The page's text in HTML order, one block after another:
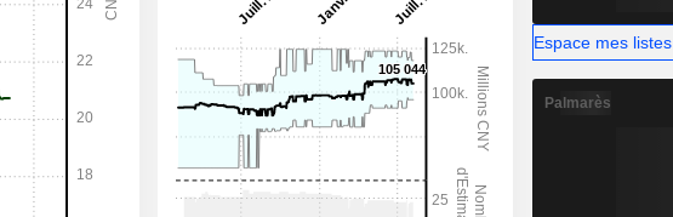
Espace mes listes
Palmarès